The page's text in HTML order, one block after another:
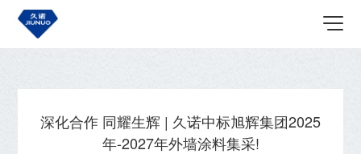
首页 关于我们
深化合作 同耀生辉 | 久诺中标旭辉集团2025
年-2027年外墙涂料集采!